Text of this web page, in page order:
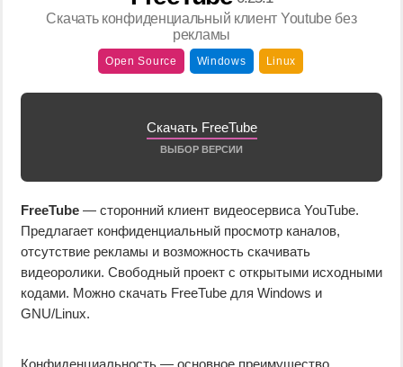
Скачать конфиденциальный клиент Youtube без
рекламы
Open Source Windows Linux
Скачать FreeTube
ВЫБОР ВЕРСИИ
FreeTube — сторонний клиент видеосервиса YouTube.
Предлагает конфиденциальный просмотр каналов,
отсутствие рекламы и возможность скачивать
видеоролики. Свободный проект с открытыми исходными
кодами. Можно скачать FreeTube для Windows и
GNU/Linux.
Конфиденциальность — основное преимущество